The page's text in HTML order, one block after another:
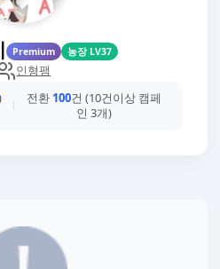
Premium 농장 LV37
인형팸
전환 100건 (10건이상 캠페
인 3개)